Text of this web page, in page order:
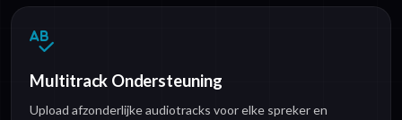
Multitrack Ondersteuning
Upload afzonderlijke audiotracks voor elke spreker en